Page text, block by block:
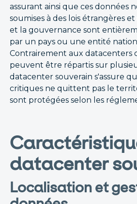
assurant ainsi que ces données
soumises à des lois étrangères
et la gouvernance sont
par un pays ou une entité
Contrairement aux datacenters
peuvent être répartis sur
datacenter souverain s'assure
critiques ne quittent pas le
sont protégées selon les
datacenter
Localisation et